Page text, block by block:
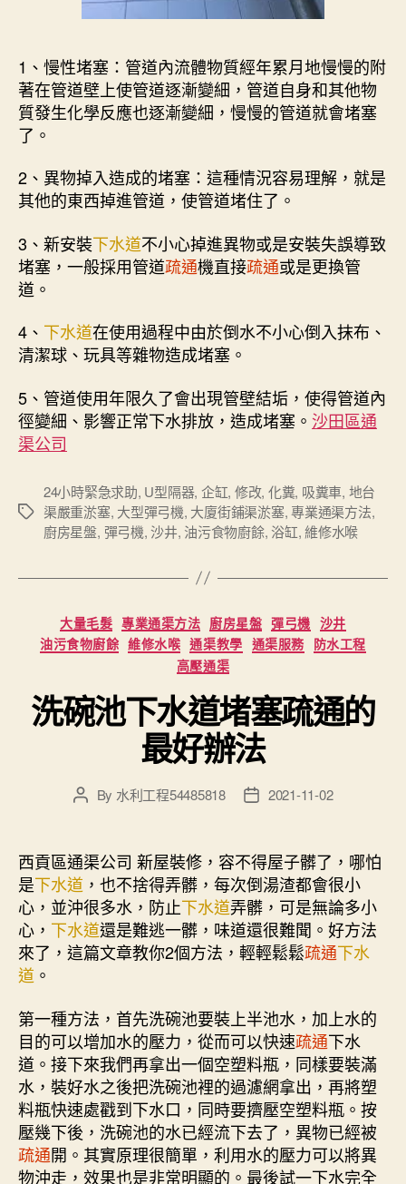
1、慢性堵塞：管道內流體物質經年累月地慢慢的附
著在管道壁上使管道逐漸變細，管道自身和其他物
質發生化學反應也逐漸變細，慢慢的管道就會堵塞
了。
2、異物掉入造成的堵塞：這種情況容易理解，就是
其他的東西掉進管道，使管道堵住了。
3、新安裝下水道不小心掉進異物或是安裝失誤導致
堵塞，一般採用管道疏通機直接疏通或是更換管
道。
4、 下水道在使用過程中由於倒水不小心倒入抹布、
清潔球、玩具等雜物造成堵塞。
5、管道使用年限久了會出現管壁結垢，使得管道內
徑變細、影響正常下水排放，造成堵塞。 沙田區通
渠公司
Tags
24小時緊急求助, U型隔器, 企缸, 修改, 化糞, 吸糞車, 地台
渠嚴重淤塞, 大型彈弓機, 大廈街鋪渠淤塞,專業通渠方法,
廚房星盤, 彈弓機,沙井, 油污食物廚餘, 浴缸,維修水喉
Categories
大量毛髮 專業通渠方法 廚房星盤 彈弓機 沙井
油污食物廚餘 維修水喉 通渠教學 通渠服務 防水工程
高壓通渠
洗碗池下水道堵塞疏通的
最好辦法
PostBy 水利工程54485818
Post2021-11-02
西貢區通渠公司 新屋裝修，容不得屋子髒了，哪怕
是下水道 ，也不捨得弄髒，每次倒湯渣都會很小
心，並沖很多水，防止下水道弄髒，可是無論多小
心， 下水道還是難逃一髒，味道還很難聞。好方法
來了，這篇文章教你2個方法，輕輕鬆鬆疏通下水
道 。
第一種方法，首先洗碗池要裝上半池水，加上水的
目的可以增加水的壓力，從而可以快速疏通下水
道。接下來我們再拿出一個空塑料瓶，同樣要裝滿
水，裝好水之後把洗碗池裡的過濾網拿出，再將塑
料瓶快速處戳到下水口，同時要擠壓空塑料瓶。按
壓幾下後，洗碗池的水已經流下去了，異物已經被
疏通開。其實原理很簡單，利用水的壓力可以將異
物沖走，效果也是非常明顯的。最後試一下水完全